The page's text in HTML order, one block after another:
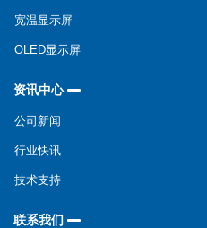
宽温显示屏
OLED显示屏
资讯中心
公司新闻
行业快讯
技术支持
联系我们